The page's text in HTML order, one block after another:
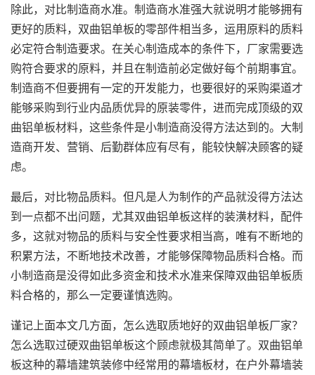
除此，对比制造商水准。制造商水准强大就说明才能够拥有
更好的质料， 双曲铝单板的零部件相当多，运用原料的质料
必定符合制造要求。在关心制造成本的条件下，厂家需要选
购符合要求的原料，并且在制造前必定做好每个前期事宜。
制造商不但要拥有一定的开发能力，也要很好的采购渠道才
能够采购到行业内品质优异的原装零件，进而完成顶级的双
曲铝单板材料，这些条件是小制造商没得方法达到的。大制
造商开发、营销、后勤群体应有尽有，能较快解决顾客的疑
虑。
最后，对比物品质料。但凡是人为制作的产品就没得方法达
到一点都不出问题，尤其双曲铝单板这样的装潢材料，配件
多，这就对物品的质料与安全性要求相当高，唯有不断地的
积累方法，不断地技术改善，才能够保障物品质料合格。而
小制造商是没得如此多资金和技术水准来保障双曲铝单板质
料合格的，那么一定要谨慎选购。
谨记上面本文几方面，怎么选取质地好的双曲铝单板厂家？
怎么选取过硬双曲铝单板这个顾虑就极其简单了。双曲铝单
板这种的幕墙建筑装修中经常用的幕墙板材，在户外幕墙装